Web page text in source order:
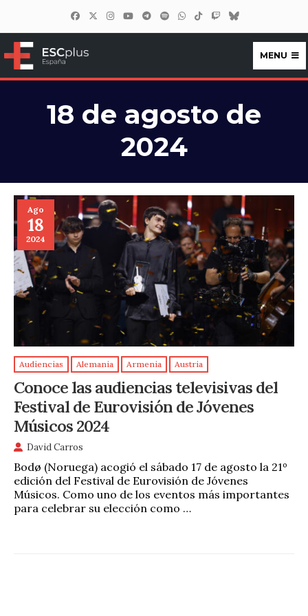
ESCplus España
MENU
18 de agosto de
2024
Ago
18
2024
Audiencias Alemania Armenia Austria
Conoce las audiencias televisivas del
Festival de Eurovisión de Jóvenes
Músicos 2024
David Carros
Bodø (Noruega) acogió el sábado 17 de agosto la 21º
edición del Festival de Eurovisión de Jóvenes
Músicos. Como uno de los eventos más importantes
para celebrar su elección como …